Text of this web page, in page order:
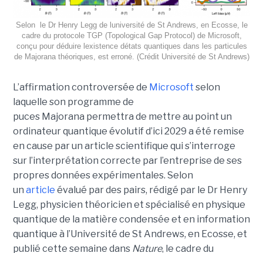
Selon le Dr Henry Legg de luniversité de St Andrews, en Ecosse, le
cadre du protocole TGP (Topological Gap Protocol) de Microsoft,
conçu pour déduire lexistence détats quantiques dans les particules
de Majorana théoriques, est erroné. (Crédit Université de St Andrews)
L’affirmation controversée de Microsoft selon
laquelle son programme de
puces Majorana permettra de mettre au point un
ordinateur quantique évolutif d’ici 2029 a été remise
en cause par un article scientifique qui s’interroge
sur l’interprétation correcte par l’entreprise de ses
propres données expérimentales. Selon
un article évalué par des pairs, rédigé par le Dr Henry
Legg, physicien théoricien et spécialisé en physique
quantique de la matière condensée et en information
quantique à l’Université de St Andrews, en Ecosse, et
publié cette semaine dans Nature, le cadre du